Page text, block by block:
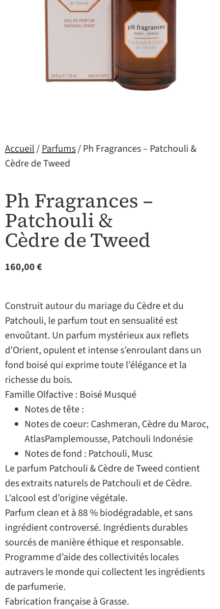
Accueil/Parfums/ Ph Fragrances – Patchouli &
Cèdre de Tweed
Ph Fragrances –
Patchouli &
Cèdre de Tweed
160,00€
Construit autour du mariage du Cèdre et du
Patchouli, le parfum tout en sensualité est
envoûtant. Un parfum mystérieux aux reflets
d’Orient, opulent et intense s’enroulant dans un
fond boisé qui exprime toute l’élégance et la
richesse du bois.
Famille Olfactive : Boisé Musqué
Notes de tête :
Notes de coeur: Cashmeran, Cèdre du Maroc,
AtlasPamplemousse, Patchouli Indonésie
Notes de fond : Patchouli, Musc
Le parfum Patchouli & Cèdre de Tweed contient
des extraits naturels de Patchouli et de Cèdre.
L’alcool est d’origine végétale.
Parfum clean et à 88 % biodégradable, et sans
ingrédient controversé. Ingrédients durables
sourcés de manière éthique et responsable.
Programme d’aide des collectivités locales
autravers le monde qui collectent les ingrédients
de parfumerie.
Fabrication française à Grasse.